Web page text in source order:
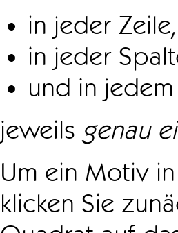
in jeder Zeile,
in jeder
und in
jeweils genau
Um ein Motiv
klicken Sie